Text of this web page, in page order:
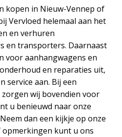
kopen in Nieuw-Vennep of
Vervloed helemaal aan het
en verhuren
en transporters. Daarnaast
voor aanhangwagens en
en reparaties uit,
service aan. Bij een
wij bovendien voor
u benieuwd naar onze
dan een kijkje op onze
kunt u ons